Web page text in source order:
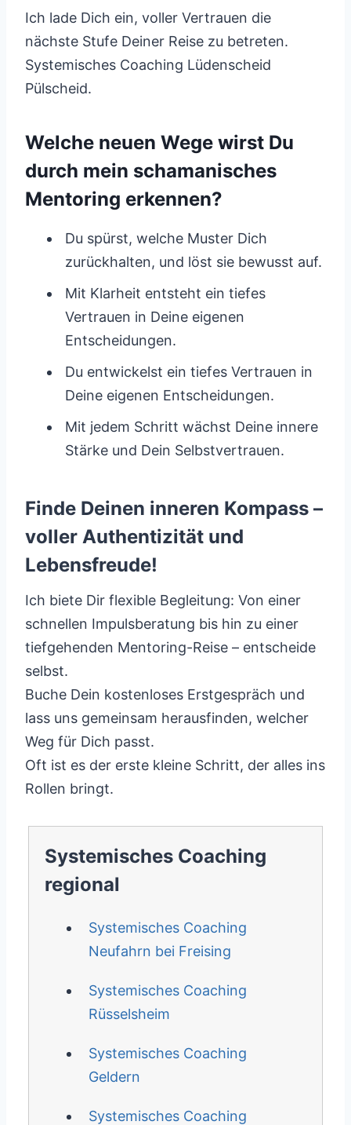
Ich lade Dich ein, voller Vertrauen die
nächste Stufe Deiner Reise zu betreten.
Systemisches Coaching Lüdenscheid
Pülscheid.
Welche neuen Wege wirst Du
durch mein schamanisches
Mentoring erkennen?
Du spürst, welche Muster Dich
zurückhalten, und löst sie bewusst auf.
Mit Klarheit entsteht ein tiefes
Vertrauen in Deine eigenen
Entscheidungen.
Du entwickelst ein tiefes Vertrauen in
Deine eigenen Entscheidungen.
Mit jedem Schritt wächst Deine innere
Stärke und Dein Selbstvertrauen.
Finde Deinen inneren Kompass –
voller Authentizität und
Lebensfreude!
Ich biete Dir flexible Begleitung: Von einer
schnellen Impulsberatung bis hin zu einer
tiefgehenden Mentoring-Reise – entscheide
selbst.
Buche Dein kostenloses Erstgespräch und
lass uns gemeinsam herausfinden, welcher
Weg für Dich passt.
Oft ist es der erste kleine Schritt, der alles ins
Rollen bringt.
Systemisches Coaching
regional
Systemisches Coaching
Neufahrn bei Freising
Systemisches Coaching
Rüsselsheim
Systemisches Coaching
Geldern
Systemisches Coaching